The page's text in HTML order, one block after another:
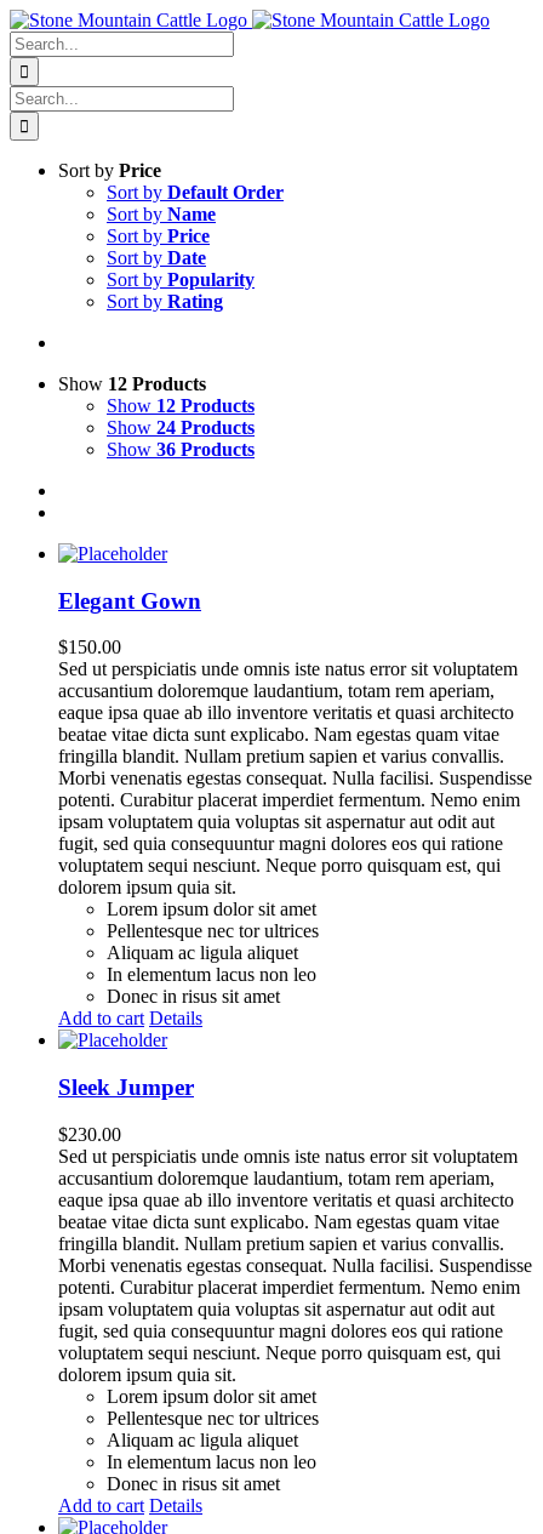
Skip
to
content
Search
for:
Search
for:
Sort by Price
Sort by Default Order
Sort by Name
Sort by Price
Sort by Date
Sort by Popularity
Sort by Rating
Show 12 Products
Show 12 Products
Show 24 Products
Show 36 Products
Elegant Gown
$150.00
Sed ut perspiciatis unde omnis iste natus error sit voluptatem
accusantium doloremque laudantium, totam rem aperiam,
eaque ipsa quae ab illo inventore veritatis et quasi architecto
beatae vitae dicta sunt explicabo. Nam egestas quam vitae
fringilla blandit. Nullam pretium sapien et varius convallis.
Morbi venenatis egestas consequat. Nulla facilisi. Suspendisse
potenti. Curabitur placerat imperdiet fermentum. Nemo enim
ipsam voluptatem quia voluptas sit aspernatur aut odit aut
fugit, sed quia consequuntur magni dolores eos qui ratione
voluptatem sequi nesciunt. Neque porro quisquam est, qui
dolorem ipsum quia sit.
Lorem ipsum dolor sit amet
Pellentesque nec tor ultrices
Aliquam ac ligula aliquet
In elementum lacus non leo
Donec in risus sit amet
Add to cart Details
Sleek Jumper
$230.00
Sed ut perspiciatis unde omnis iste natus error sit voluptatem
accusantium doloremque laudantium, totam rem aperiam,
eaque ipsa quae ab illo inventore veritatis et quasi architecto
beatae vitae dicta sunt explicabo. Nam egestas quam vitae
fringilla blandit. Nullam pretium sapien et varius convallis.
Morbi venenatis egestas consequat. Nulla facilisi. Suspendisse
potenti. Curabitur placerat imperdiet fermentum. Nemo enim
ipsam voluptatem quia voluptas sit aspernatur aut odit aut
fugit, sed quia consequuntur magni dolores eos qui ratione
voluptatem sequi nesciunt. Neque porro quisquam est, qui
dolorem ipsum quia sit.
Lorem ipsum dolor sit amet
Pellentesque nec tor ultrices
Aliquam ac ligula aliquet
In elementum lacus non leo
Donec in risus sit amet
Add to cart Details